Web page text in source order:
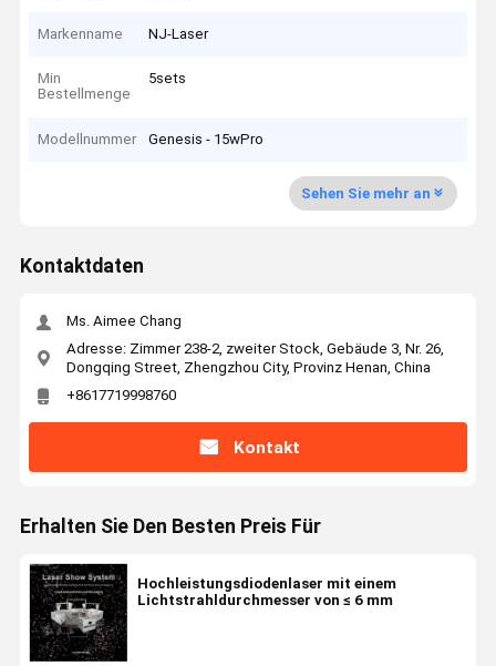
Markenname NJ-Laser
Min
Bestellmenge
5sets
Modellnummer Genesis - 15wPro
Sehen Sie mehr an
Kontaktdaten
Ms. Aimee Chang
Adresse: Zimmer 238-2, zweiter Stock, Gebäude 3, Nr. 26,
Dongqing Street, Zhengzhou City, Provinz Henan, China
+8617719998760
Kontakt
Erhalten Sie Den Besten Preis Für
Hochleistungsdiodenlaser mit einem
Lichtstrahldurchmesser von ≤ 6 mm